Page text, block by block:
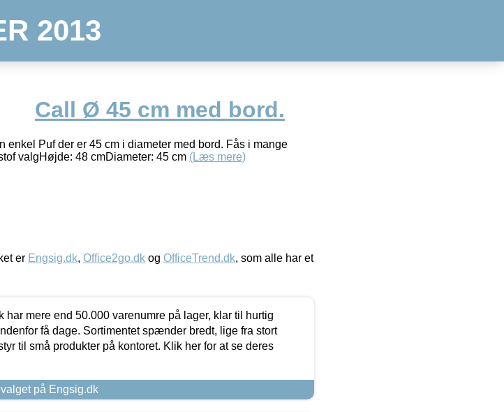
2013
Call Ø 45 cm med bord.
Puf der er 45 cm i diameter med bord. Fås i mange
valgHøjde: 48 cmDiameter: 45 cm (Læs mere)
er Engsig.dk, Office2go.dk og OfficeTrend.dk, som alle har et
har mere end 50.000 varenumre på lager, klar til hurtig
få dage. Sortimentet spænder bredt, lige fra stort
til små produkter på kontoret. Klik her for at se deres
på Engsig.dk